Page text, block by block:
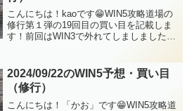
こんにちは！kaoです😁WIN5攻略道場の
修行第１弾の19回目の買い目を記載しま
す！前回はWIN3で外れてしましました。
たのですが、買い方の仕組み的にWIN3の
レース...
2024/09/22のWIN5予想・買い目
（修行）
こんにちは！「かお」です😁WIN5攻略道